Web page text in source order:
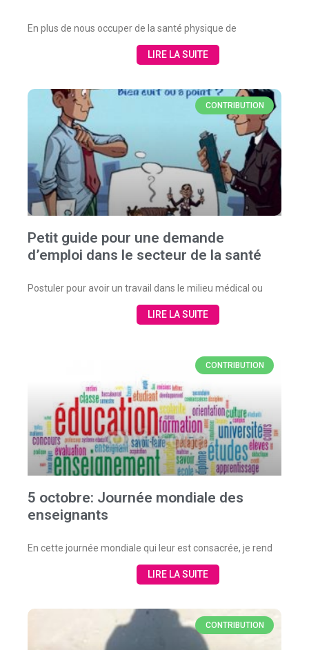
En plus de nous occuper de la santé physique de
LIRE LA SUITE
CONTRIBUTION
Petit guide pour une demande
d’emploi dans le secteur de la santé
Postuler pour avoir un travail dans le milieu médical ou
LIRE LA SUITE
CONTRIBUTION
5 octobre: Journée mondiale des
enseignants
En cette journée mondiale qui leur est consacrée, je rend
LIRE LA SUITE
CONTRIBUTION